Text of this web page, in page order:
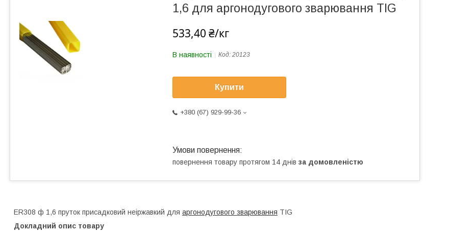
1,6 для аргонодугового зварювання TIG
533,40 ₴/кг
В наявності Код: 20123
Купити
+380 (67) 929-99-36
повернення товару протягом 14 днів за домовленістю
ER308 ф 1,6 пруток присадковий неіржавкий для аргонодугового зварювання TIG
Докладний опис товару